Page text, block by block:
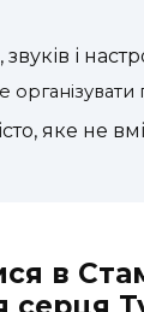
звуків і
яке не
в